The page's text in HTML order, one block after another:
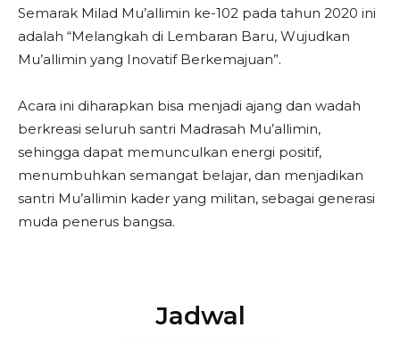
Semarak Milad Mu’allimin ke-102 pada tahun 2020 ini
adalah “Melangkah di Lembaran Baru, Wujudkan
Mu’allimin yang Inovatif Berkemajuan”.
Acara ini diharapkan bisa menjadi ajang dan wadah
berkreasi seluruh santri Madrasah Mu’allimin,
sehingga dapat memunculkan energi positif,
menumbuhkan semangat belajar, dan menjadikan
santri Mu’allimin kader yang militan, sebagai generasi
muda penerus bangsa.
Jadwal